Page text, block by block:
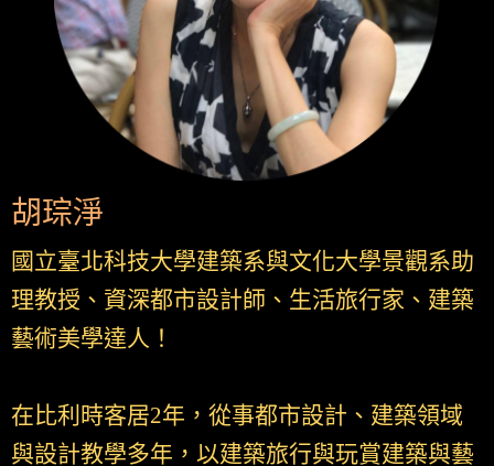
胡琮淨
國立臺北科技大學建築系與文化大學景觀系助
理教授、資深都市設計師、生活旅行家、建築
藝術美學達人！
在比利時客居2年，從事都市設計、建築領域
與設計教學多年，以建築旅行與玩賞建築與藝